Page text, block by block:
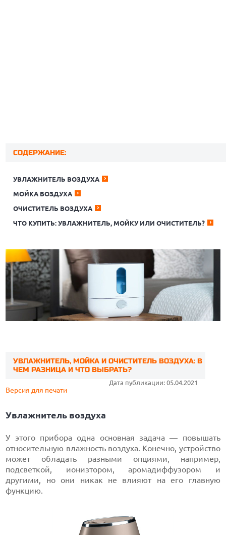
СОДЕРЖАНИЕ:
УВЛАЖНИТЕЛЬ ВОЗДУХА
МОЙКА ВОЗДУХА
ОЧИСТИТЕЛЬ ВОЗДУХА
ЧТО КУПИТЬ: УВЛАЖНИТЕЛЬ, МОЙКУ ИЛИ ОЧИСТИТЕЛЬ?
УВЛАЖНИТЕЛЬ, МОЙКА И ОЧИСТИТЕЛЬ ВОЗДУХА: В
ЧЕМ РАЗНИЦА И ЧТО ВЫБРАТЬ?
Дата публикации: 05.04.2021
Версия для печати
Увлажнитель воздуха
У этого прибора одна основная задача — повышать
относительную влажность воздуха. Конечно, устройство
может обладать разными опциями, например,
подсветкой, ионизтором, аромадиффузором и
другими, но они никак не влияют на его главную
функцию.